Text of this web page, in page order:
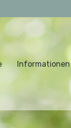
Informationen